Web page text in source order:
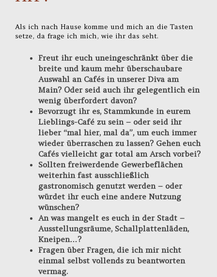
Als ich nach Hause komme und mich an die Tasten
setze, da frage ich mich, wie ihr das seht.
Freut ihr euch uneingeschränkt über die
breite und kaum mehr überschaubare
Auswahl an Cafés in unserer Diva am
Main? Oder seid auch ihr gelegentlich ein
wenig überfordert davon?
Bevorzugt ihr es, Stammkunde in eurem
Lieblings-Café zu sein – oder seid ihr
lieber “mal hier, mal da”, um euch immer
wieder überraschen zu lassen? Gehen euch
Cafés vielleicht gar total am Arsch vorbei?
Sollten freiwerdende Gewerbeflächen
weiterhin fast ausschließlich
gastronomisch genutzt werden – oder
würdet ihr euch eine andere Nutzung
wünschen?
An was mangelt es euch in der Stadt –
Ausstellungsräume, Schallplattenläden,
Kneipen…?
Fragen über Fragen, die ich mir nicht
einmal selbst vollends zu beantworten
vermag.